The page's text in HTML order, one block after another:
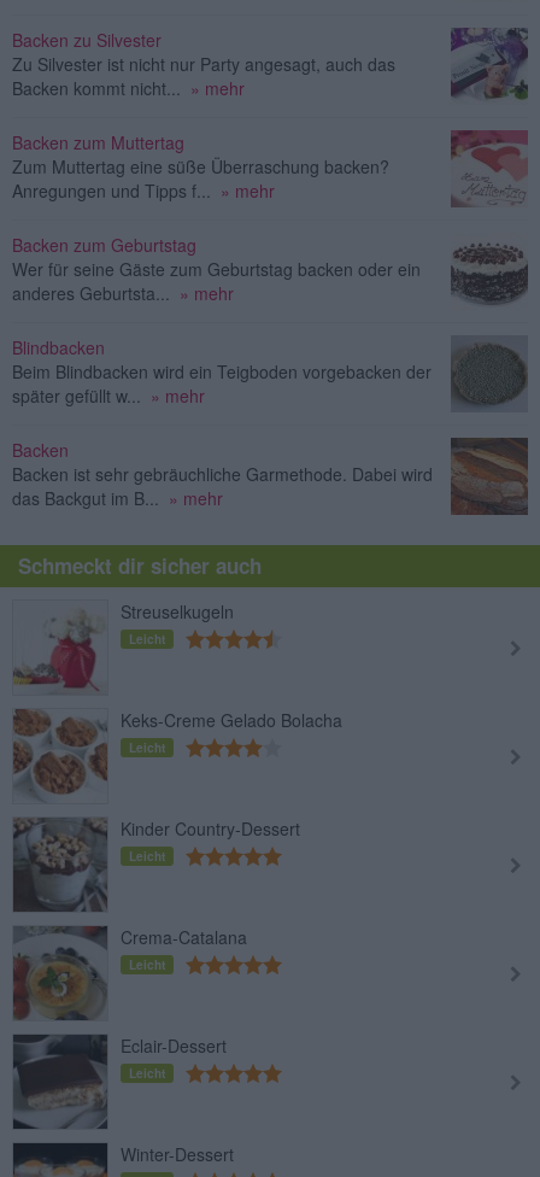
Backen zu Silvester
Zu Silvester ist nicht nur Party angesagt, auch das
Backen kommt nicht... » mehr
Backen zum Muttertag
Zum Muttertag eine süße Überraschung backen?
Anregungen und Tipps f... » mehr
Backen zum Geburtstag
Wer für seine Gäste zum Geburtstag backen oder ein
anderes Geburtsta... » mehr
Blindbacken
Beim Blindbacken wird ein Teigboden vorgebacken der
später gefüllt w... » mehr
Backen
Backen ist sehr gebräuchliche Garmethode. Dabei wird
das Backgut im B... » mehr
Schmeckt dir sicher auch
Streuselkugeln
Leicht
Keks-Creme Gelado Bolacha
Leicht
Kinder Country-Dessert
Leicht
Crema-Catalana
Leicht
Eclair-Dessert
Leicht
Winter-Dessert